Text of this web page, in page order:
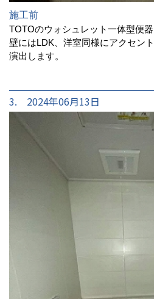
施工前
TOTOのウォシュレット一体型便器
壁にはLDK、洋室同様にアクセン
演出します。
3. 2024年06月13日